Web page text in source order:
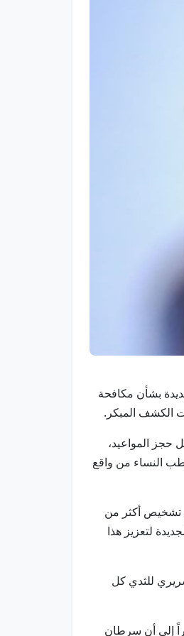
جديدة بشأن مكافحة
الكشف المبكر.
حجز المواعيد،
النساء من واقع
اكتشاف المرض في مراحله الأولى، وهو ما انعكس بوضوح في عام 2024 حين جرى تشخيص أكثر من
عليه الحملة الجديدة لتعزيز هذا
فيما يُنصح النساء بين 20 و39 عاماً بإجراء فحص سريري للثدي كل
إلى أن سرطان